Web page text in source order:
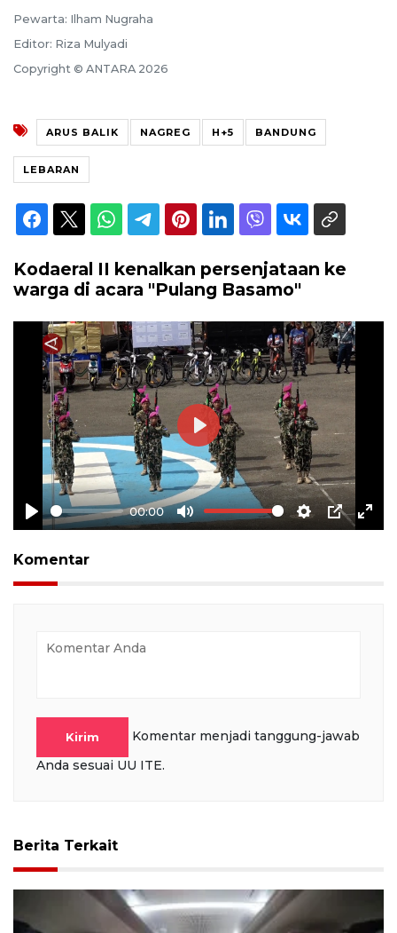
Pewarta: Ilham Nugraha
Editor: Riza Mulyadi
Copyright © ANTARA 2026
ARUS BALIK NAGREG H+5 BANDUNG
LEBARAN
Kodaeral II kenalkan persenjataan ke
warga di acara "Pulang Basamo"
Play
00:00
Mute Settings
PIP
Play
Komentar
Kirim
Komentar menjadi tanggung-jawab
Anda sesuai UU ITE.
Berita Terkait